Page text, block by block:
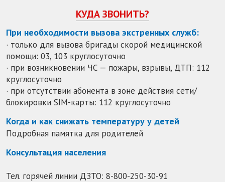
КУДА ЗВОНИТЬ?
При необходимости вызова экстренных служб:
· только для вызова бригады скорой медицинской
помощи: 03, 103 круглосуточно
· при возникновении ЧС — пожары, взрывы, ДТП: 112
круглосуточно
· при отсутствии абонента в зоне действия сети/
блокировки SIM-карты: 112 круглосуточно
Когда и как снижать температуру у детей
Подробная памятка для родителей
Консультация населения
Тел. горячей линии ДЗТО: 8-800-250-30-91